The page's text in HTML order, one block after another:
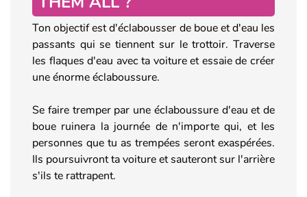
Ton objectif est d'éclabousser de boue et d'eau les
passants qui se tiennent sur le trottoir. Traverse
les flaques d'eau avec ta voiture et essaie de créer
une énorme éclaboussure.
Se faire tremper par une éclaboussure d'eau et de
boue ruinera la journée de n'importe qui, et les
personnes que tu as trempées seront exaspérées.
Ils poursuivront ta voiture et sauteront sur l'arrière
s'ils te rattrapent.